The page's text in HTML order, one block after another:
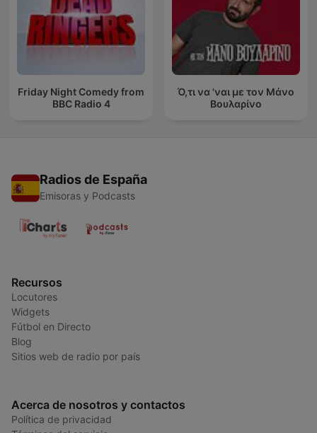
Friday Night Comedy from
BBC Radio 4
Ό,τι να 'ναι με τον Μάνο
Βουλαρίνο
Radios de España
Emisoras y Podcasts
Recursos
Locutores
Widgets
Fútbol en Directo
Blog
Sitios web de radio por país
Acerca de nosotros y contactos
Política de privacidad